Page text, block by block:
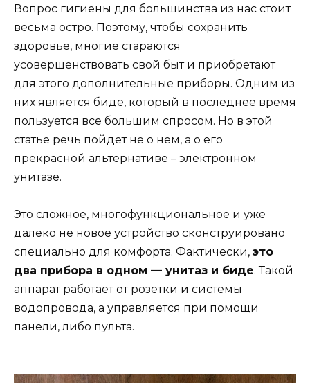
Вопрос гигиены для большинства из нас стоит
весьма остро. Поэтому, чтобы сохранить
здоровье, многие стараются
усовершенствовать свой быт и приобретают
для этого дополнительные приборы. Одним из
них является биде, который в последнее время
пользуется все большим спросом. Но в этой
статье речь пойдет не о нем, а о его
прекрасной альтернативе – электронном
унитазе.
Это сложное, многофункциональное и уже
далеко не новое устройство сконструировано
специально для комфорта. Фактически, это
два прибора в одном — унитаз и биде. Такой
аппарат работает от розетки и системы
водопровода, а управляется при помощи
панели, либо пульта.